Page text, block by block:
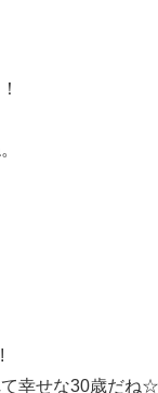
幸せな30歳だね☆